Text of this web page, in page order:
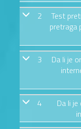
2
Test
pretraga
3
Da li je
4
Da li